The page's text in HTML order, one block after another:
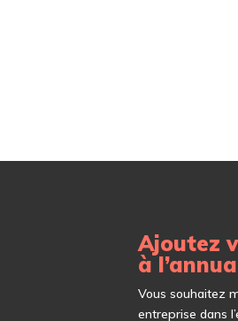
Ajoutez
à
Vous souhaitez
entreprise dans